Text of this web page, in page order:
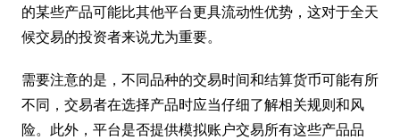
的某些产品可能比其他平台更具流动性优势，这对于全天
候交易的投资者来说尤为重要。
需要注意的是，不同品种的交易时间和结算货币可能有所
不同，交易者在选择产品时应当仔细了解相关规则和风
险。此外，平台是否提供模拟账户交易所有这些产品品